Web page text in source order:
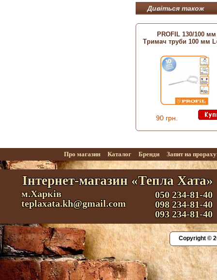
Дивіться також
PROFIL 130/100 мм
Тримач труби 100 мм
90 грн.
Про магазин Каталог Бренди Запит на
Інтернет-магазин «Тепла Хата»
м.Харків
teplaxata.kh@gmail.com
050 234-81-40
098 234-81-40
093 234-81-40
Copyright ©